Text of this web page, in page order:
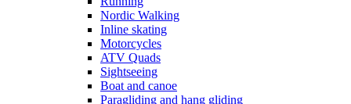
Nordic Walking
Inline skating
Motorcycles
ATV Quads
Sightseeing
Boat and canoe
Paragliding and hang gliding